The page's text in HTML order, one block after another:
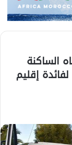
الساكنة
لفائدة إقليم